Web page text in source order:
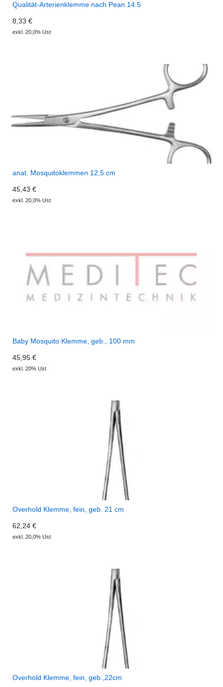
Qualität-Arterienklemme nach Pean 14.5
8,33 €
exkl. 20,0% Ust
anat. Mosquitoklemmen 12,5 cm
45,43 €
exkl. 20,0% Ust
Baby Mosquito Klemme, geb., 100 mm
45,95 €
exkl. 20% Ust
Overhold Klemme, fein, geb. 21 cm
62,24 €
exkl. 20,0% Ust
Overhold Klemme, fein, geb.,22cm